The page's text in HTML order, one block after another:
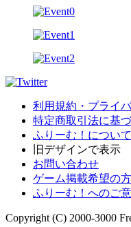
利用規約・プライ
特定商取引法に基
ふりーむ！について
旧デザインで表示
お問い合わせ
ゲーム掲載希望の
ふりーむ！へのご
Copyright (C) 2000-3000